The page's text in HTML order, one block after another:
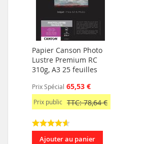
Papier Canson Photo
Lustre Premium RC
310g, A3 25 feuilles
Prix Spécial 65,53 €
Prix public TTC: 78,64 €
Ajouter au panier